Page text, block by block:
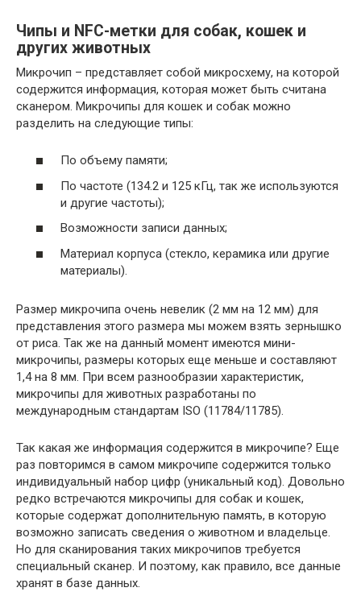
Чипы и NFC-метки для собак, кошек и
других животных
Микрочип – представляет собой микросхему, на которой
содержится информация, которая может быть считана
сканером. Микрочипы для кошек и собак можно
разделить на следующие типы:
По объему памяти;
По частоте (134.2 и 125 кГц, так же используются
и другие частоты);
Возможности записи данных;
Материал корпуса (стекло, керамика или другие
материалы).
Размер микрочипа очень невелик (2 мм на 12 мм) для
представления этого размера мы можем взять зернышко
от риса. Так же на данный момент имеются мини-
микрочипы, размеры которых еще меньше и составляют
1,4 на 8 мм. При всем разнообразии характеристик,
микрочипы для животных разработаны по
международным стандартам ISO (11784/11785).
Так какая же информация содержится в микрочипе? Еще
раз повторимся в самом микрочипе содержится только
индивидуальный набор цифр (уникальный код). Довольно
редко встречаются микрочипы для собак и кошек,
которые содержат дополнительную память, в которую
возможно записать сведения о животном и владельце.
Но для сканирования таких микрочипов требуется
специальный сканер. И поэтому, как правило, все данные
хранят в базе данных.